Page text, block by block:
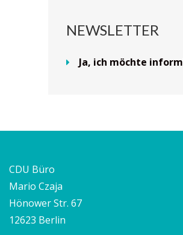
NEWSLETTER
Ja, ich möchte
CDU Büro
Mario Czaja
Hönower Str. 67
12623 Berlin